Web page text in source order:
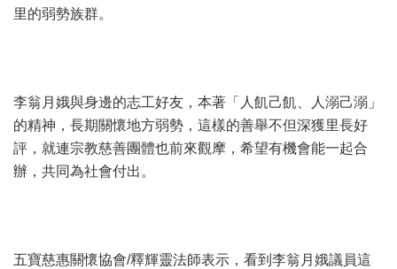
里的弱勢族群。
李翁月娥與身邊的志工好友，本著「人飢己飢、人溺己溺」
的精神，長期關懷地方弱勢，這樣的善舉不但深獲里長好
評，就連宗教慈善團體也前來觀摩，希望有機會能一起合
辦，共同為社會付出。
五寶慈惠關懷協會/釋輝靈法師表示，看到李翁月娥議員這